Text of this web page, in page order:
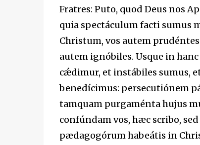
Fratres: Puto, quod Deus nos
quia spectáculum facti sumus
Christum, vos autem
autem ignóbiles. Usque in
cǽdimur, et instábiles sumus,
benedícimus: persecutiónem
tamquam purgaménta hujus
confúndam vos, hæc scribo,
pædagogórum habeátis in